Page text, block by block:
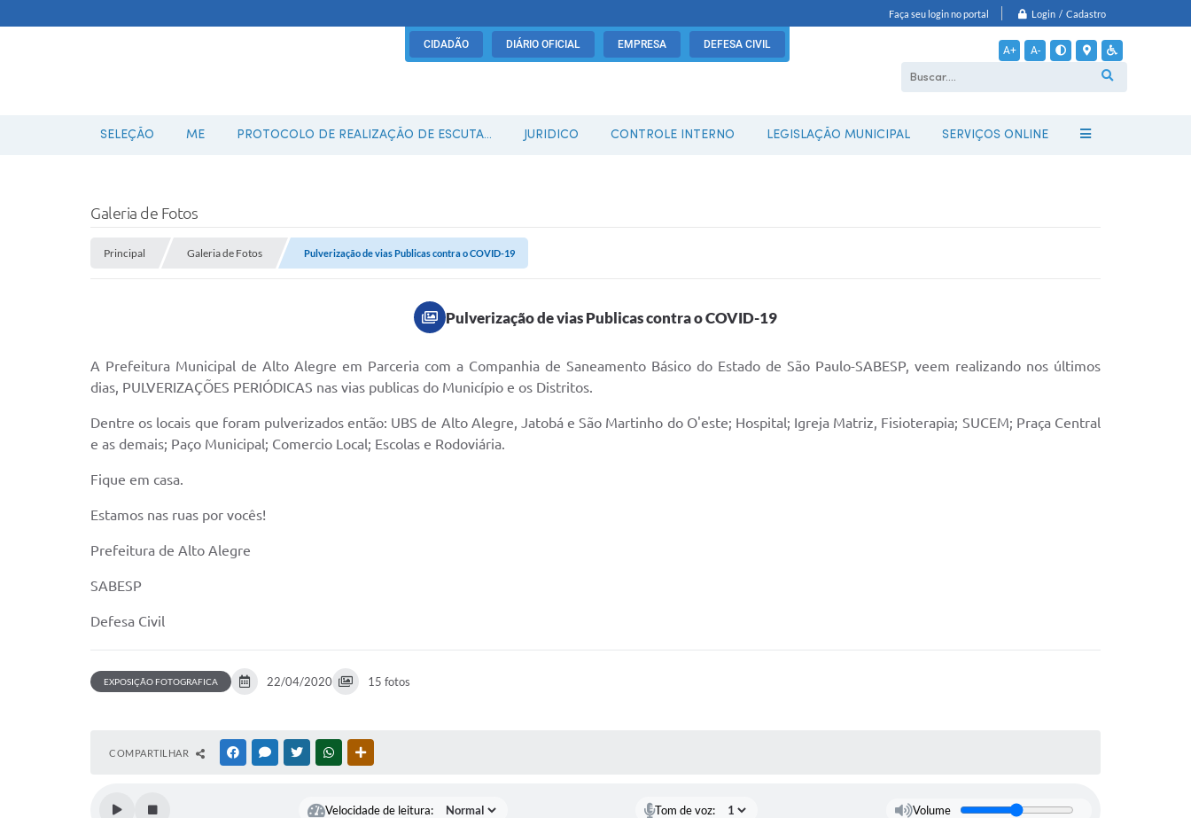
Faça seu login no portal Login / Cadastro
CIDADÃO DIÁRIO OFICIAL EMPRESA DEFESA CIVIL A+ A-
SELEÇÃO ME PROTOCOLO DE REALIZAÇÃO DE ESCUTA... JURIDICO CONTROLE INTERNO LEGISLAÇÃO MUNICIPAL SERVIÇOS ONLINE
Galeria de Fotos
Principal Galeria de Fotos Pulverização de vias Publicas contra o COVID-19
Pulverização de vias Publicas contra o COVID-19
A Prefeitura Municipal de Alto Alegre em Parceria com a Companhia de Saneamento Básico do Estado de São Paulo-SABESP, veem realizando nos últimos
dias, PULVERIZAÇÕES PERIÓDICAS nas vias publicas do Município e os Distritos.
Dentre os locais que foram pulverizados então: UBS de Alto Alegre, Jatobá e São Martinho do O'este; Hospital; Igreja Matriz, Fisioterapia; SUCEM; Praça Central
e as demais; Paço Municipal; Comercio Local; Escolas e Rodoviária.
Fique em casa.
Estamos nas ruas por vocês!
Prefeitura de Alto Alegre
SABESP
Defesa Civil
EXPOSIÇÃO FOTOGRAFICA 22/04/2020 15 fotos
COMPARTILHAR FACEBOOKMESSENGER
TWITTERWHATSAPP
Velocidade de leitura: Tom de voz: Volume